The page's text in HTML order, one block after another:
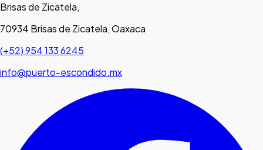
Brisas de Zicatela,
70934 Brisas de Zicatela, Oaxaca
(+52) 954 133 6245
info@puerto-escondido.mx